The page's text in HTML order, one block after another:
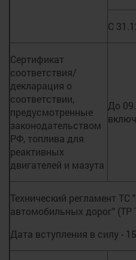
С
Сертификат
соответствия/
декларация о
соответствии,
предусмотренные
законодательством
РФ, топлива для
реактивных
двигателей и мазута
До
Технический регламент ТС
автомобильных дорог" (ТР
Дата вступления в силу -